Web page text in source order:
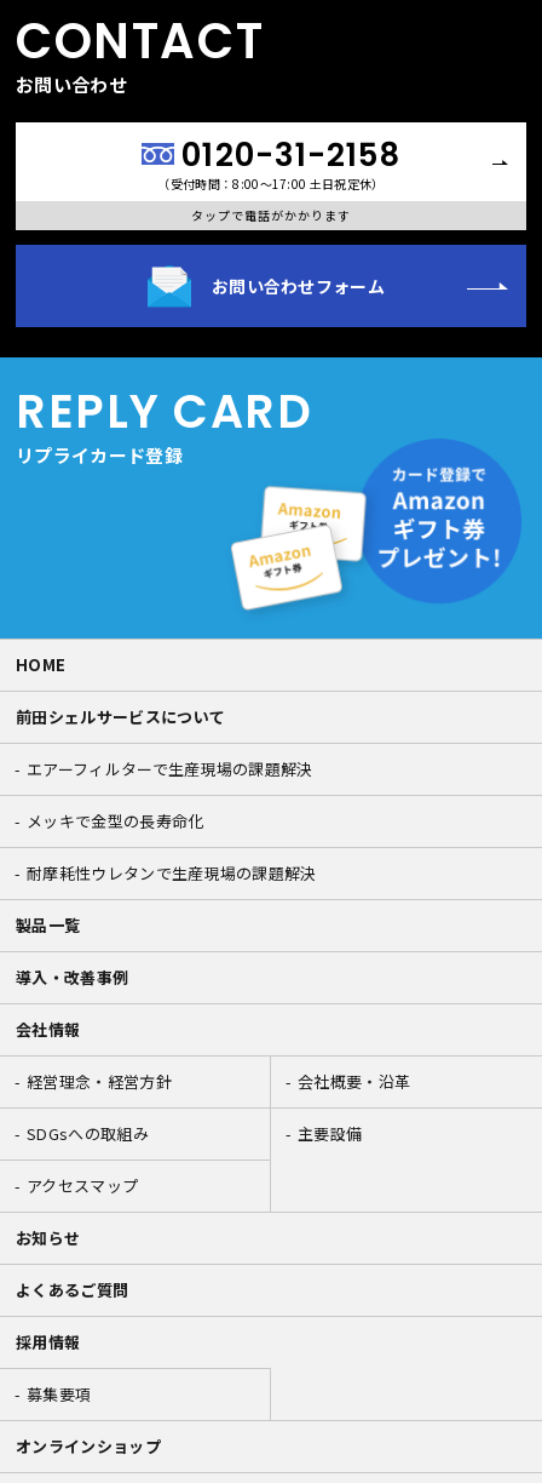
CONTACT
お問い合わせ
0120-31-2158
（受付時間：8:00〜17:00 土日祝定休）
タップで電話がかかります
お問い合わせフォーム
REPLY CARD
リプライカード登録
HOME
前田シェルサービスについて
エアーフィルターで生産現場の課題解決
メッキで金型の長寿命化
耐摩耗性ウレタンで生産現場の課題解決
製品一覧
導入・改善事例
会社情報
経営理念・経営方針 会社概要・沿革
SDGsへの取組み 主要設備
アクセスマップ
お知らせ
よくあるご質問
採用情報
募集要項
オンラインショップ